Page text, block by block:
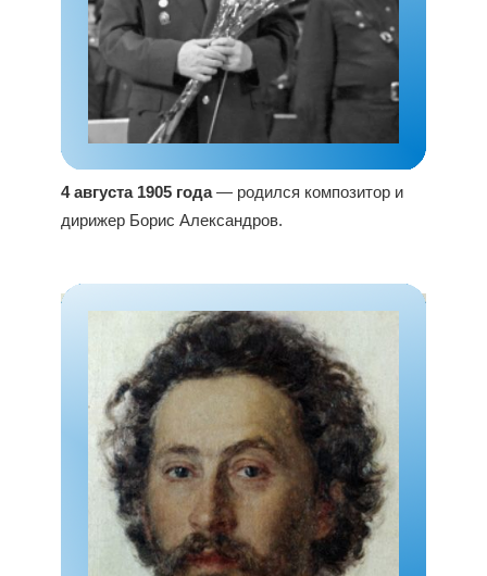
4 августа 1905 года— родился композитор и
дирижер Борис Александров.